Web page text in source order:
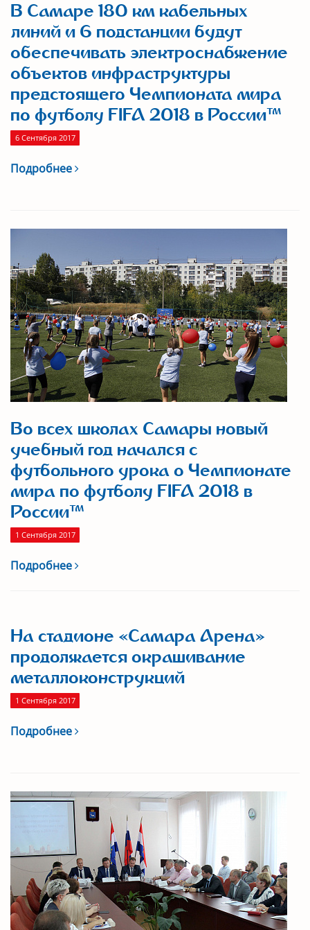
В Самаре 180 км кабельных
линий и 6 подстанции будут
обеспечивать электроснабжение
объектов инфраструктуры
предстоящего Чемпионата мира
по футболу FIFA 2018 в России™
6 Сентября 2017
Подробнее
Во всех школах Самары новый
учебный год начался с
футбольного урока о Чемпионате
мира по футболу FIFA 2018 в
России™
1 Сентября 2017
Подробнее
На стадионе «Самара Арена»
продолжается окрашивание
металлоконструкций
1 Сентября 2017
Подробнее